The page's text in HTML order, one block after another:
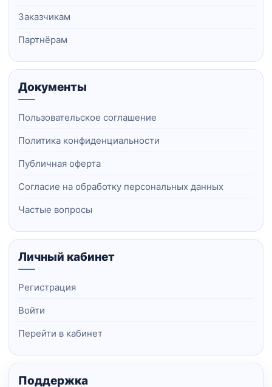
Заказчикам
Партнёрам
Документы
Пользовательское соглашение
Политика конфиденциальности
Публичная оферта
Согласие на обработку персональных данных
Частые вопросы
Личный кабинет
Регистрация
Войти
Перейти в кабинет
Поддержка